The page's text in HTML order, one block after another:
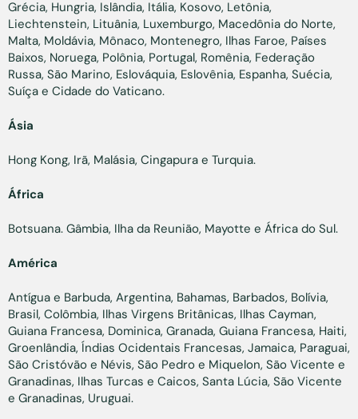
Grécia, Hungria, Islândia, Itália, Kosovo, Letônia,
Liechtenstein, Lituânia, Luxemburgo, Macedônia do Norte,
Malta, Moldávia, Mônaco, Montenegro, Ilhas Faroe, Países
Baixos, Noruega, Polônia, Portugal, Romênia, Federação
Russa, São Marino, Eslováquia, Eslovênia, Espanha, Suécia,
Suíça e Cidade do Vaticano.
Ásia
Hong Kong, Irã, Malásia, Cingapura e Turquia.
África
Botsuana. Gâmbia, Ilha da Reunião, Mayotte e África do Sul.
América
Antígua e Barbuda, Argentina, Bahamas, Barbados, Bolívia,
Brasil, Colômbia, Ilhas Virgens Britânicas, Ilhas Cayman,
Guiana Francesa, Dominica, Granada, Guiana Francesa, Haiti,
Groenlândia, Índias Ocidentais Francesas, Jamaica, Paraguai,
São Cristóvão e Névis, São Pedro e Miquelon, São Vicente e
Granadinas, Ilhas Turcas e Caicos, Santa Lúcia, São Vicente
e Granadinas, Uruguai.